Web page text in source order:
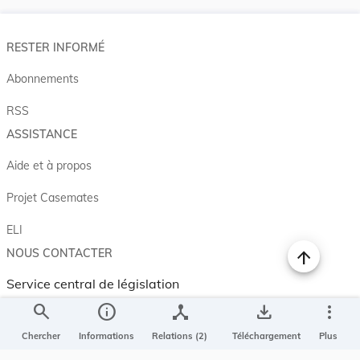
search
Chercher
info
Informations
device_hub
Relations (2)
save_alt
Téléchargement
more_vert
Plus
RESTER INFORMÉ
Abonnements
RSS
ASSISTANCE
Aide et à propos
Projet Casemates
ELI
NOUS CONTACTER
Service central de législation
5, rue Plaetis
L-2338 LUXEMBOURG